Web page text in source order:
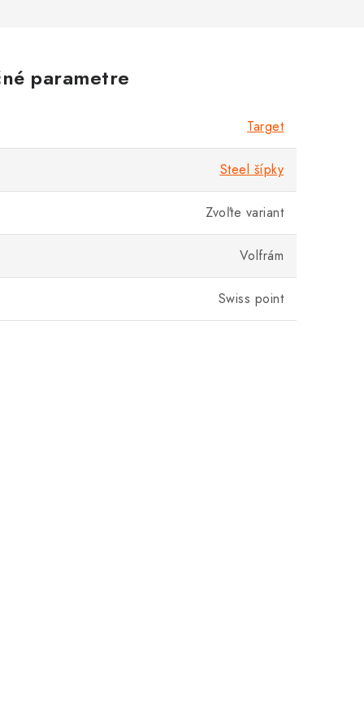
parametre
Target
Steel šípky
Zvoľte variant
Volfrám
Swiss point